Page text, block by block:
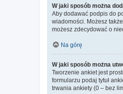
W jaki sposób można
Aby dodawać podpis do
wiadomości. Możesz
możesz zdecydować o
Na górę
W jaki sposób można
Tworzenie ankiet jest
formularzu podaj tytuł
trwania ankiety (0 – bez